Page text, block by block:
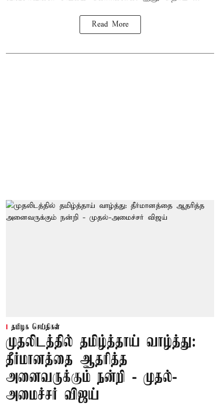
Read More
தமிழக செய்திகள்
முதலிடத்தில் தமிழ்த்தாய் வாழ்த்து:
தீர்மானத்தை ஆதரித்த
அனைவருக்கும் நன்றி - முதல்-
அமைச்சர் விஜய்